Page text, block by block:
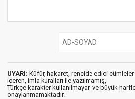
UYARI: Küfür, hakaret, rencide edici cümleler
içeren, imla kuralları ile yazılmamış,
Türkçe karakter kullanılmayan ve büyük
onaylanmamaktadır.